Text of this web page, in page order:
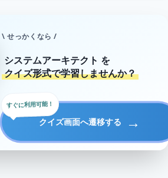
\ せっかくなら /
システムアーキテクト を
クイズ形式で学習しませんか？
クイズ画面へ遷移する →
すぐに利用可能！